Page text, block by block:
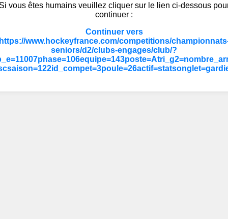
vous êtes humains veuillez cliquer sur le lien ci-dessous
continuer :
Continuer vers
www.hockeyfrance.com/competitions/
seniors/d2/clubs-engages/club/?